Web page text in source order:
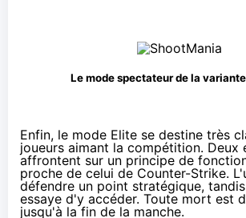
Le mode spectateur de la
Enfin, le mode Elite se destine très
joueurs aimant la compétition. Deux
affrontent sur un principe de
proche de celui de Counter-Strike.
défendre un point stratégique,
essaye d'y accéder. Toute mort est
jusqu'à la fin de la manche.